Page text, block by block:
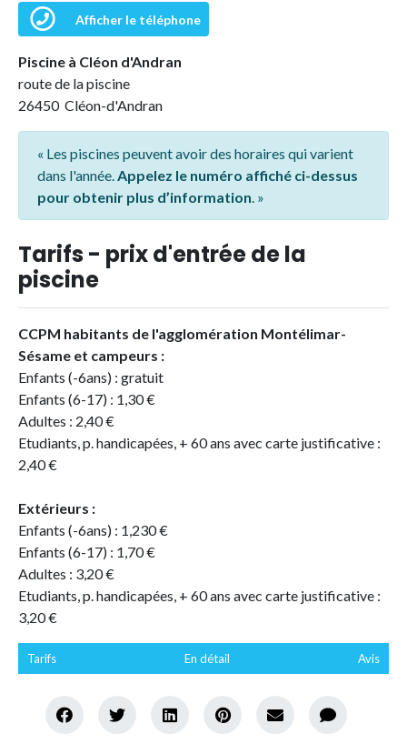
Afficher le téléphone
Piscine à Cléon d'Andran
route de la piscine
26450 Cléon-d'Andran
« Les piscines peuvent avoir des horaires qui varient
dans l'année.Appelez le numéro affiché ci-dessus
pour obtenir plus d’information. »
Tarifs - prix d'entrée de la
piscine
CCPM habitants de l'agglomération Montélimar-
Sésame et campeurs :
Enfants (-6ans) : gratuit
Enfants (6-17) : 1,30 €
Adultes : 2,40 €
Etudiants, p. handicapées, + 60 ans avec carte justificative :
2,40 €
Extérieurs :
Enfants (-6ans) : 1,230 €
Enfants (6-17) : 1,70 €
Adultes : 3,20 €
Etudiants, p. handicapées, + 60 ans avec carte justificative :
3,20 €
Tarifs En détail Avis